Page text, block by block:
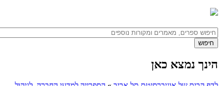
הינך נמצא כאן